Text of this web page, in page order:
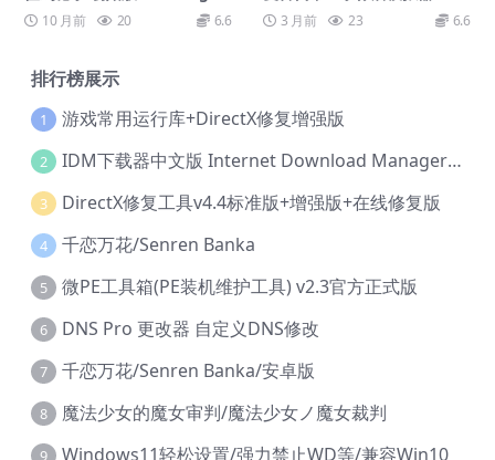
l Moorhuhn Hunt
10 月前 20 6.6
ro Rewind – Video Store Si
mulator
3 月前 23 6.6
排行榜展示
1 游戏常用运行库+DirectX修复增强版
2 IDM下载器中文版 Internet Download Manager v6.42.36 IDM
3 DirectX修复工具v4.4标准版+增强版+在线修复版
4 千恋万花/Senren Banka
5 微PE工具箱(PE装机维护工具) v2.3官方正式版
6 DNS Pro 更改器 自定义DNS修改
7 千恋万花/Senren Banka/安卓版
8 魔法少女的魔女审判/魔法少女ノ魔女裁判
9 Windows11轻松设置/强力禁止WD等/兼容Win10